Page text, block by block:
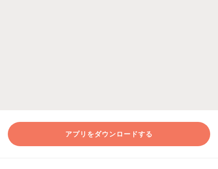
アプリをダウンロードする